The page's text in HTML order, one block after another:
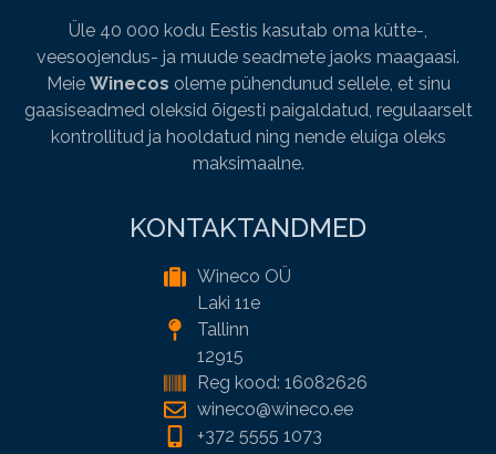
Üle 40 000 kodu Eestis kasutab oma kütte-,
veesoojendus- ja muude seadmete jaoks maagaasi.
Meie Winecos oleme pühendunud sellele, et sinu
gaasiseadmed oleksid õigesti paigaldatud, regulaarselt
kontrollitud ja hooldatud ning nende eluiga oleks
maksimaalne.
KONTAKTANDMED
Wineco OÜ
Laki 11e
Tallinn
12915
Reg kood: 16082626
wineco@wineco.ee
+372 5555 1073